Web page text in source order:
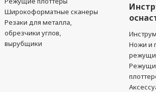
Широкоформатные сканеры
Резаки для металла,
обрезчики углов,
вырубщики
Ножи и